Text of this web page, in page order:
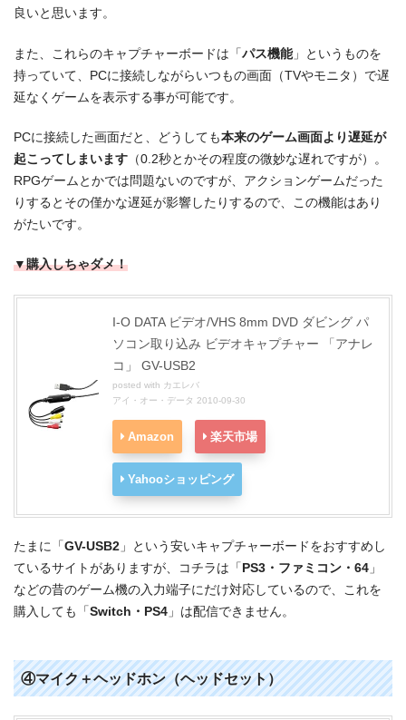
良いと思います。
また、これらのキャプチャーボードは「パス機能」というものを
持っていて、PCに接続しながらいつもの画面（TVやモニタ）で遅
延なくゲームを表示する事が可能です。
PCに接続した画面だと、どうしても本来のゲーム画面より遅延が
起こってしまいます （0.2秒とかその程度の微妙な遅れですが）。
RPGゲームとかでは問題ないのですが、アクションゲームだった
りするとその僅かな遅延が影響したりするので、この機能はあり
がたいです。
▼購入しちゃダメ！
I-O DATA ビデオ/VHS 8mm DVD ダビング パ
ソコン取り込み ビデオキャプチャー 「アナレ
コ」 GV-USB2
posted with カエレバ
アイ・オー・データ 2010-09-30
Amazon 楽天市場
Yahooショッピング
たまに「 GV-USB2 」という安いキャプチャーボードをおすすめし
ているサイトがありますが、コチラは「 PS3・ファミコン・64 」
などの昔のゲーム機の入力端子にだけ対応しているので、これを
購入しても「 Switch・PS4 」は配信できません。
④マイク＋ヘッドホン（ヘッドセット）